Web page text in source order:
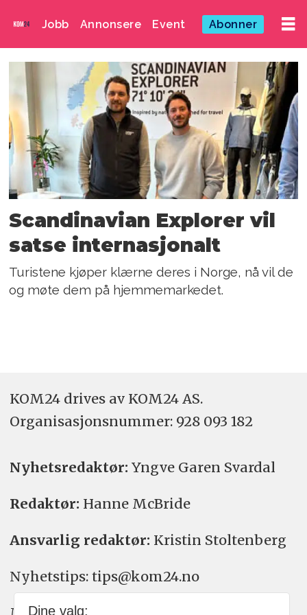
Jobb Annonsere Event Abonner
Emne:
felix
bryngell
Scandinavian Explorer vil
satse internasjonalt
Turistene kjøper klærne deres i Norge, nå vil de
og møte dem på hjemmemarkedet.
KOM24 drives av KOM24 AS.
Organisasjons­nummer: 928 093 182
Nyhetsredaktør: Yngve Garen Svardal
Redaktør: Hanne McBride
Ansvarlig redaktør: Kristin Stoltenberg
Nyhetstips: tips@kom24.no
Dine valg: